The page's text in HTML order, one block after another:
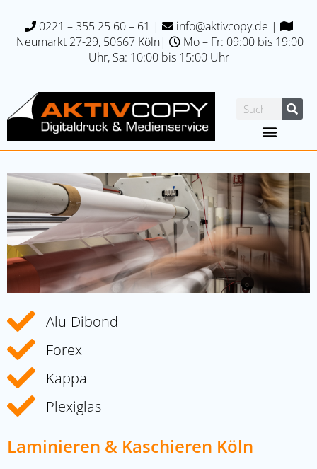
0221 – 355 25 60 – 61 | info@aktivcopy.de |
Neumarkt 27-29, 50667 Köln|
Mo – Fr: 09:00 bis 19:00
Uhr, Sa: 10:00 bis 15:00 Uhr
Laminieren & Kaschieren Köln
Alu-Dibond
Forex
Kappa
Plexiglas